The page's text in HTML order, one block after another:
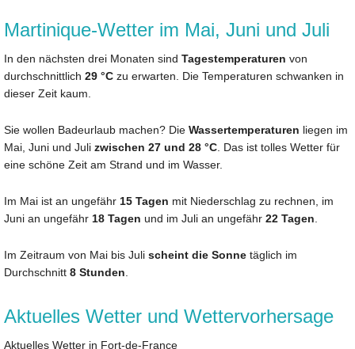
Martinique-Wetter im Mai, Juni und Juli
In den nächsten drei Monaten sind Tagestemperaturen von
durchschnittlich 29 °C zu erwarten. Die Temperaturen schwanken in
dieser Zeit kaum.
Sie wollen Badeurlaub machen? Die Wassertemperaturen liegen im
Mai, Juni und Juli zwischen 27 und 28 °C. Das ist tolles Wetter für
eine schöne Zeit am Strand und im Wasser.
Im Mai ist an ungefähr 15 Tagen mit Niederschlag zu rechnen, im
Juni an ungefähr 18 Tagen und im Juli an ungefähr 22 Tagen.
Im Zeitraum von Mai bis Juli scheint die Sonne täglich im
Durchschnitt 8 Stunden.
Aktuelles Wetter und Wettervorhersage
Aktuelles Wetter in Fort-de-France